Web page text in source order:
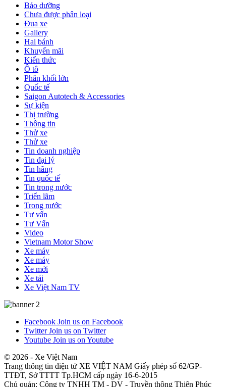
Bảo dưỡng
Chưa được phân loại
Đua xe
Gallery
Hai bánh
Khuyến mãi
Kiến thức
Ô tô
Phân khối lớn
Quốc tế
Saigon Autotech & Accessories
Sự kiện
Thị trường
Thông tin
Thử xe
Thử xe
Tin doanh nghiệp
Tin đại lý
Tin hãng
Tin quốc tế
Tin trong nước
Triển lãm
Trong nước
Tư vấn
Tư Vấn
Video
Vietnam Motor Show
Xe máy
Xe máy
Xe mới
Xe tải
Xe Việt Nam TV
Facebook Join us on Facebook
Twitter Join us on Twitter
Youtube Join us on Youtube
© 2026 - Xe Việt Nam
Trang thông tin điện tử XE VIỆT NAM Giấy phép số 62/GP-
TTĐT, Sở TTTT Tp.HCM cấp ngày 16-6-2015
Chủ quản: Công ty TNHH TM - DV - Truyền thông Thiên Phúc